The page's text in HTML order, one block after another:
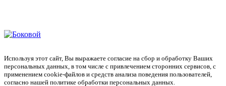
Используя этот сайт, Вы выражаете согласие на сбор и обработку Ваших
персональных данных, в том числе с привлечением сторонних сервисов, с
применением cookie-файлов и средств анализа поведения пользователей,
согласно нашей политике обработки персональных данных.